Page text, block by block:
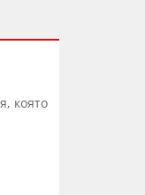
която